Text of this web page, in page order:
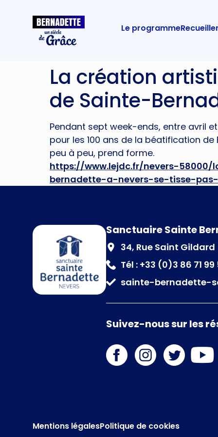
Le programme
La création
de Sainte-
Pendant sept week-ends, entre avril
pour les 100 ans de la béatification
peu à peu, prend forme.
https://www.lejdc.fr/nevers-
bernadette-a-nevers-se-tisse-
Sanctuaire Sainte
34, Rue Saint
Tél : +33 (0)3 86 71 99
sainte-bernadette-
Suivez-nous sur les
Mentions légalesPolitique de cookies